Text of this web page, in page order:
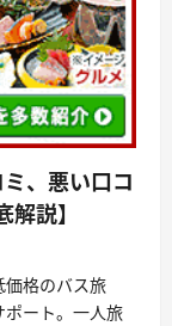
、悪い口コ
説】
価格のバス旅
ポート。一人旅